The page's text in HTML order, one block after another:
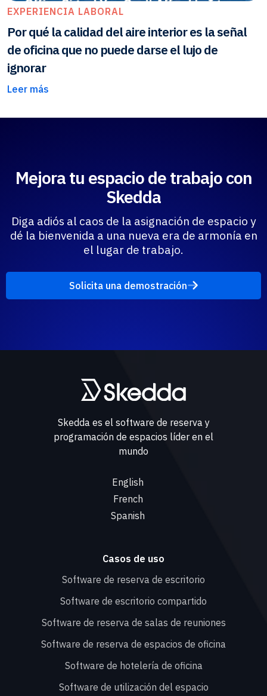
EXPERIENCIA LABORAL
Por qué la calidad del aire interior es la señal
de oficina que no puede darse el lujo de
ignorar
Leer más
Mejora tu espacio de trabajo con
Skedda
Diga adiós al caos de la asignación de espacio y
dé la bienvenida a una nueva era de armonía en
el lugar de trabajo.
Solicita una demostración
Skedda es el software de reserva y
programación de espacios líder en el
mundo
English
French
Spanish
Casos de uso
Software de reserva de escritorio
Software de escritorio compartido
Software de reserva de salas de reuniones
Software de reserva de espacios de oficina
Software de hotelería de oficina
Software de utilización del espacio